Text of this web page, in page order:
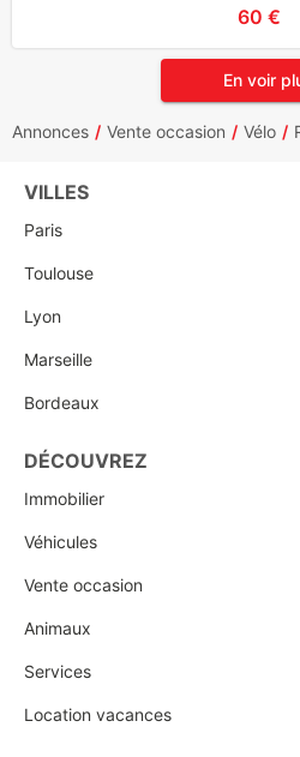
60 €
En voir
Annonces Vente occasion Vélo
VILLES
Paris
Toulouse
Lyon
Marseille
Bordeaux
DÉCOUVREZ
Immobilier
Véhicules
Vente occasion
Animaux
Services
Location vacances